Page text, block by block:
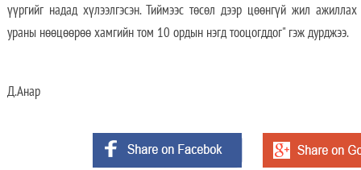
үүргийг надад хүлээлгэсэн. Тиймээс төсөл дээр цөөнгүй жил
ураны нөөцөөрөө хамгийн том 10 ордын нэгд тооцогддог" гэж дурджээ.
Д.Анар